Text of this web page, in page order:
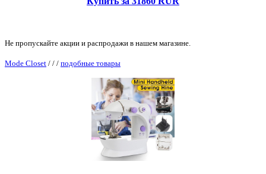
Не пропускайте акции и распродажи в нашем магазине.
Mode Closet / / / подобные товары